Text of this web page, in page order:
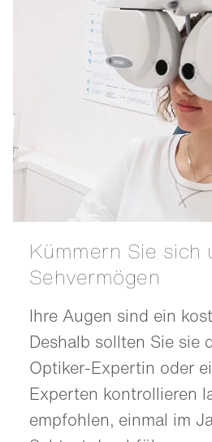
Kümmern Sie sich um Ihr
Sehvermögen
Ihre Augen sind ein
Deshalb sollten Sie sie
Optiker-Expertin oder
Experten kontrollieren
empfohlen, einmal im